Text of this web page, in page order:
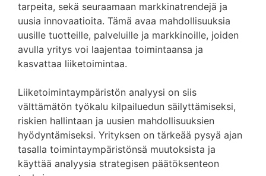
tarpeita, sekä seuraamaan markkinatrendejä ja
uusia innovaatioita. Tämä avaa mahdollisuuksia
uusille tuotteille, palveluille ja markkinoille, joiden
avulla yritys voi laajentaa toimintaansa ja
kasvattaa liiketoimintaa.
Liiketoimintaympäristön analyysi on siis
välttämätön työkalu kilpailuedun säilyttämiseksi,
riskien hallintaan ja uusien mahdollisuuksien
hyödyntämiseksi. Yrityksen on tärkeää pysyä ajan
tasalla toimintaympäristönsä muutoksista ja
käyttää analyysia strategisen päätöksenteon